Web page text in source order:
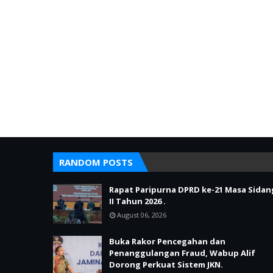
RANDOM POSTS
Rapat Paripurna DPRD ke-21 Masa
II Tahun 2026 .
August 06, 2026
Buka Rakor Pencegahan dan
Penanggulangan Fraud, Wabup Alif
Dorong Perkuat Sistem JKN.